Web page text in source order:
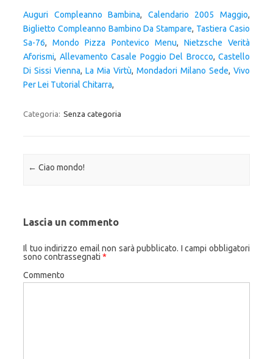
Auguri Compleanno Bambina, Calendario 2005 Maggio,
Biglietto Compleanno Bambino Da Stampare, Tastiera Casio
Sa-76,Mondo Pizza Pontevico Menu, Nietzsche Verità
Aforismi, Allevamento Casale Poggio Del Brocco, Castello
Di Sissi Vienna, La Mia Virtù, Mondadori Milano Sede, Vivo
Per Lei Tutorial Chitarra,
Categoria: Senza categoria
Navigazione articolo
← Ciao mondo!
Lascia un commento
Il tuo indirizzo email non sarà pubblicato. I campi obbligatori
sono contrassegnati *
Commento